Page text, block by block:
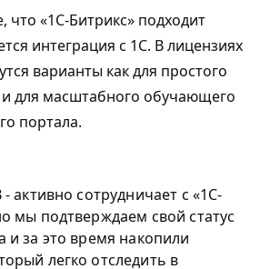
«1С-Битрикс» подходит
интеграция с 1С. В лицензиях
варианты как для простого
и для масштабного обучающего
портала.
- активно сотрудничает с «1С-
мы подтверждаем свой статус
и за это время накопили
легко отследить в